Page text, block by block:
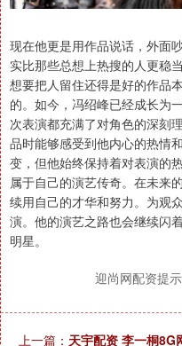
现在他更是用作品说话，外面
实比那些总想上热搜的人更稳
想要把人留住还得是好的作品
的。如今，冯绍峰已经成长为
次表演都充满了对角色的深刻
品时能够感受到他内心的热情
变，但他始终保持着对表演的
属于自己的演艺传奇。在未来
续用自己的才华和努力。为观
演。他的演艺之路也会继续闪
明星。
迎尚网配资提
上一篇： 天宇配资 李一桐8G